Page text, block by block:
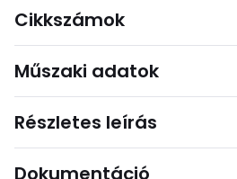
Cikkszámok
Műszaki adatok
Részletes leírás
Dokumentáció